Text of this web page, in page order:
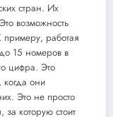
стран. Их
возможность
работая
15 номеров в
цифра. Это
они
Это не просто
за которую стоит